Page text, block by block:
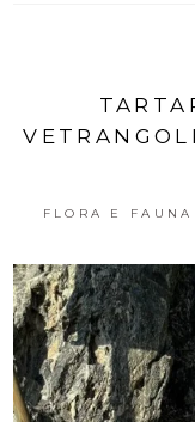
FLORA E FAUNA